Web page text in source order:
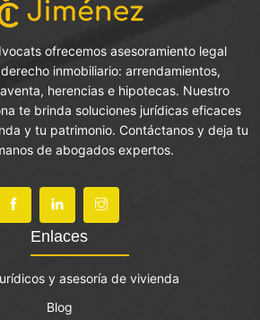
ofrecemos asesoramiento legal
inmobiliario: arrendamientos,
herencias e hipotecas. Nuestro
te brinda soluciones jurídicas eficaces
y tu patrimonio. Contáctanos y deja tu
de abogados expertos.
Enlaces
y asesoría de vivienda
Blog